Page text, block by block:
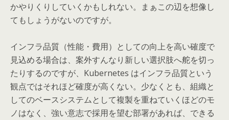
かやりくりしていくかもしれない。まぁこの辺を想像し
てもしょうがないのですが。
インフラ品質（性能・費用）としての向上を高い確度で
見込める場合は、案外すんなり新しい選択肢へ舵を切っ
たりするのですが、Kubernetes はインフラ品質という
観点ではそれほど確度が高くない。少なくとも、組織と
してのベースシステムとして複製を重ねていくほどのモ
ノはなく、強い意志で採用を望む部署があれば、できる